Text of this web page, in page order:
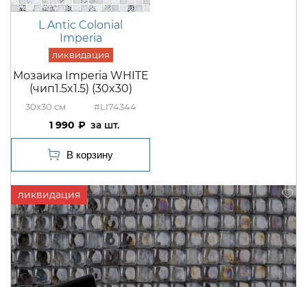
L Antic Colonial
Imperia
Мозаика Imperia WHITE
(чип1.5x1.5) (30x30)
30x30 #LI74344
1 990 шт.